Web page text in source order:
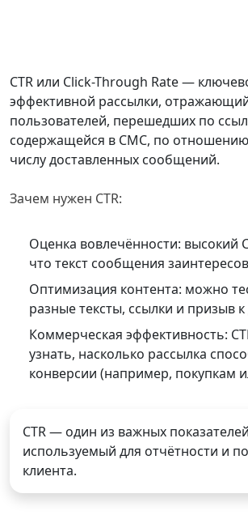
CTR или Click-Through Rate —
эффективной рассылки,
пользователей, перешедших по
содержащейся в СМС, по
числу доставленных сообщений.
Зачем нужен CTR:
Оценка вовлечённости: высокий
что текст сообщения
Оптимизация контента: можно
разные тексты, ссылки и призыв
Коммерческая эффективность:
узнать, насколько рассылка
конверсии (например, покупкам
CTR — один из важных
используемый для отчётности и
клиента.